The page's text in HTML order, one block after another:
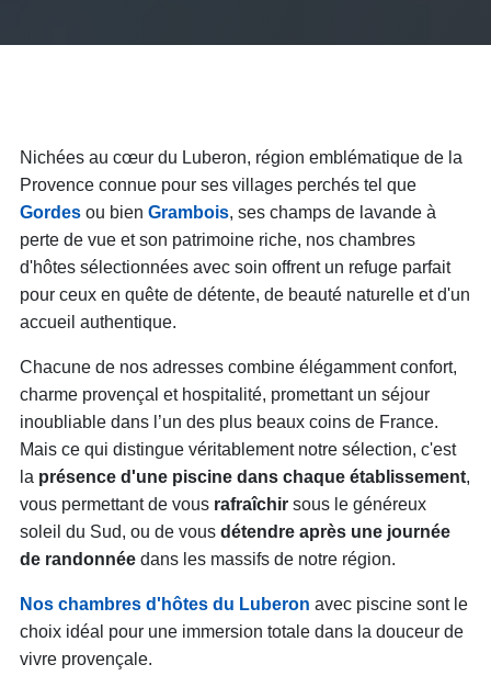
Nichées au cœur du Luberon, région emblématique de la
Provence connue pour ses villages perchés tel que
Gordesou bien Grambois, ses champs de lavande à
perte de vue et son patrimoine riche, nos chambres
d'hôtes sélectionnées avec soin offrent un refuge parfait
pour ceux en quête de détente, de beauté naturelle et d'un
accueil authentique.
Chacune de nos adresses combine élégamment confort,
charme provençal et hospitalité, promettant un séjour
inoubliable dans l’un des plus beaux coins de France.
Mais ce qui distingue véritablement notre sélection, c'est
la présence d'une piscine dans chaque établissement,
vous permettant de vous rafraîchirsous le généreux
soleil du Sud, ou de vous détendre après une journée
de randonnéedans les massifs de notre région.
Nos chambres d'hôtes du Luberon avec piscine sont le
choix idéal pour une immersion totale dans la douceur de
vivre provençale.